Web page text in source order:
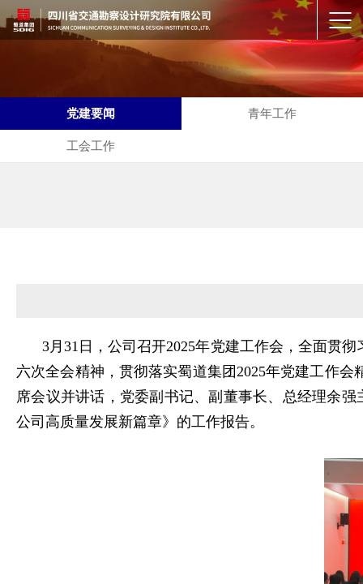
党建要闻 青年工作
工会工作
3月31日，公司召开2025年党建工作会，全面贯
六次全会精神，贯彻落实蜀道集团2025年党建工作
席会议并讲话，党委副书记、副董事长、总经理余
公司高质量发展新篇章》的工作报告。